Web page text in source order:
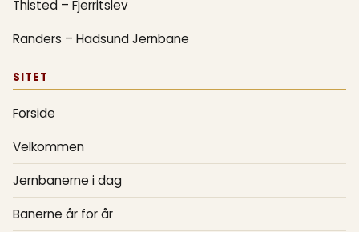
Thisted – Fjerritslev
Randers – Hadsund Jernbane
SITET
Forside
Velkommen
Jernbanerne i dag
Banerne år for år